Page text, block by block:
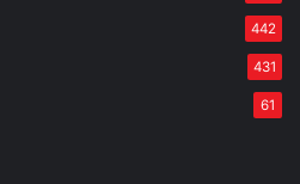
442
431
61